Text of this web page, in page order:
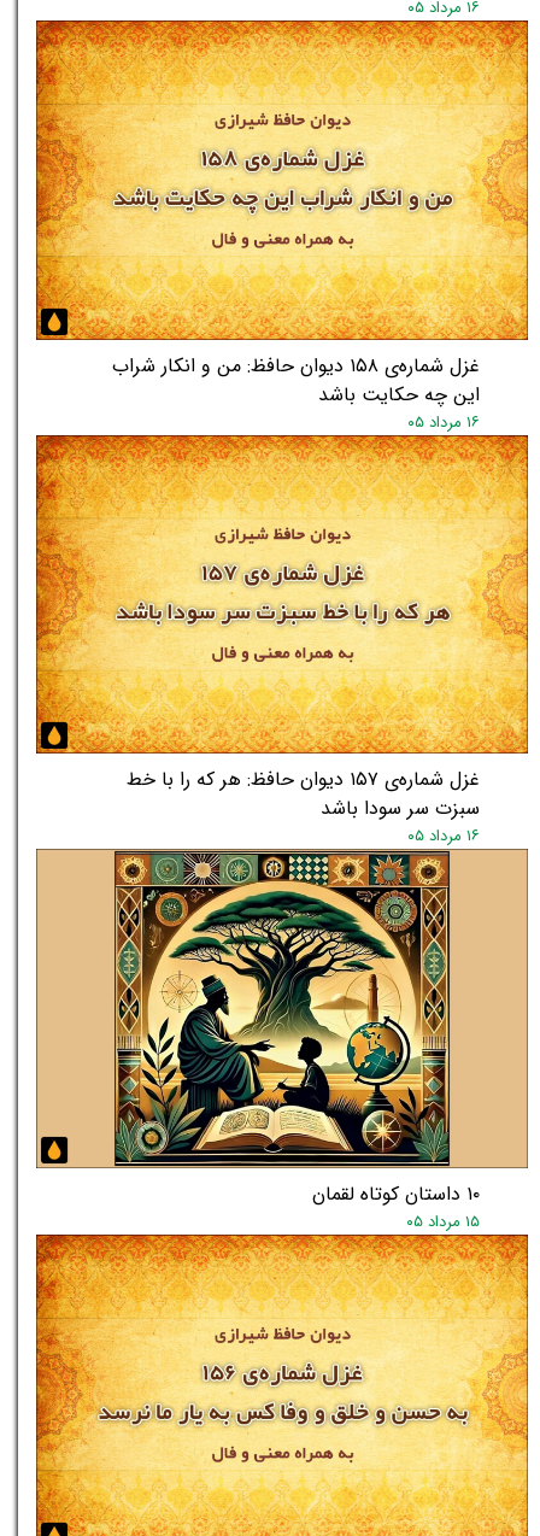
★★
۱۶ مرداد ۰۵
غزل شماره‌ی ۱۵۸ دیوان حافظ: من و انکار شراب
این چه حکایت باشد
۱۶ مرداد ۰۵
غزل شماره‌ی ۱۵۷ دیوان حافظ: هر که را با خط
سبزت سر سودا باشد
۱۶ مرداد ۰۵
۱۰ داستان کوتاه لقمان
۱۵ مرداد ۰۵